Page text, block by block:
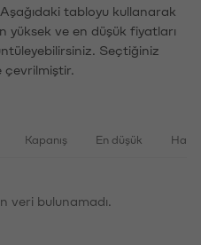
tabloyu kullanarak
yüksek ve en düşük fiyatları
Seçtiğiniz
çevrilmiştir.
Kapanış En düşük
veri bulunamadı.